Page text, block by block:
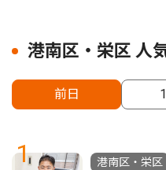
港南区・栄区 人
前日
1
港南区・栄区